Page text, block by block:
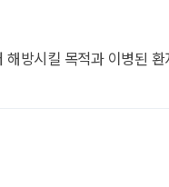
방시킬 목적과 이병된